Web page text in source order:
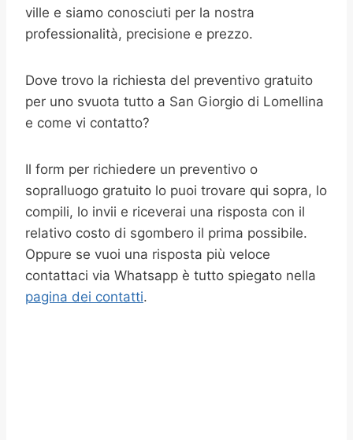
ville e siamo conosciuti per la nostra
professionalità, precisione e prezzo.
Dove trovo la richiesta del preventivo gratuito
per uno svuota tutto a San Giorgio di Lomellina
e come vi contatto?
Il form per richiedere un preventivo o
sopralluogo gratuito lo puoi trovare qui sopra, lo
compili, lo invii e riceverai una risposta con il
relativo costo di sgombero il prima possibile.
Oppure se vuoi una risposta più veloce
contattaci via Whatsapp è tutto spiegato nella
pagina dei contatti.